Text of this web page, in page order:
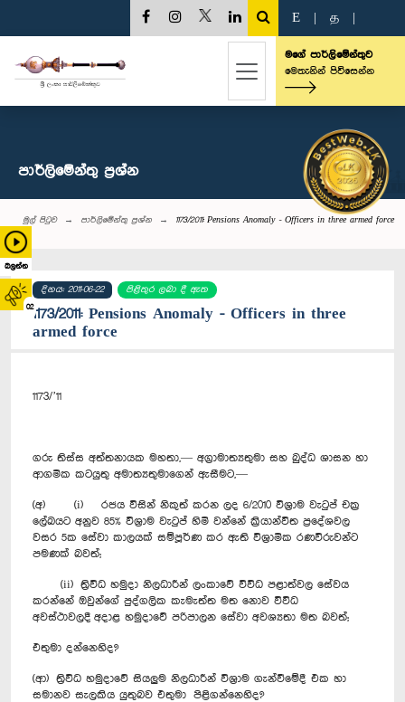
බලන්න
02
E த
මගේ පාර්ලිමේන්තුව
මෙතැනින් පිවිසෙන්න
පාර්ලි‌මේන්තු‌ ප්‍රශ්න
මුල් පිටුව පාර්ලි‌මේන්තු‌ ප්‍රශ්න 1173/2011: Pensions Anomaly - Officers in three armed force
දිනය: 2011-06-22 පිළිතුර ලබා දී ඇත
1173/2011: Pensions Anomaly - Officers in three
armed force
1173/’11
ගරු තිස්ස අත්තනායක මහතා,— අග්‍රාමාත්‍යතුමා සහ බුද්ධ ශාසන හා
ආගමික කටයුතු අමාත්‍යතුමාගෙන් ඇසීමට,—
(අ) (i) රජය විසින් නිකුත් කරන ලද 6/2010 විශ්‍රාම වැටුප් චක්‍ර
ලේඛයට අනුව 85% විශ්‍රාම වැටුප් හිමි වන්නේ ක්‍රියාන්විත ප්‍රදේශවල
වසර 5ක සේවා කාලයක් සම්පූර්ණ කර ඇති විශ්‍රාමික රණවිරුවන්ට
පමණක් බවත්;
(ii) ත්‍රිවිධ හමුදා නිලධාරීන් ලංකාවේ විවිධ පළාත්වල සේවය
කරන්නේ ඔවුන්ගේ පුද්ගලික කැමැත්ත මත නොව විවිධ
අවස්ථාවලදී අදාළ හමුදාවේ පරිපාලන සේවා අවශ්‍යතා මත බවත්;
එතුමා දන්නෙහිද?
(ආ) ත්‍රිවිධ හමුදාවේ සියලුම නිලධාරීන් විශ්‍රාම ගැන්වීමේදී එක හා
සමානව සැලකිය යුතුබව එතුමා පිළිගන්නෙහිද?